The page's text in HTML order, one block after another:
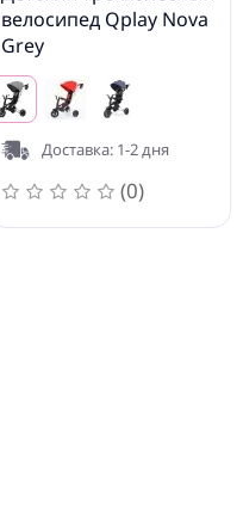
велосипед Qplay Nova
Grey
Доставка: 1-2 дня
(0)